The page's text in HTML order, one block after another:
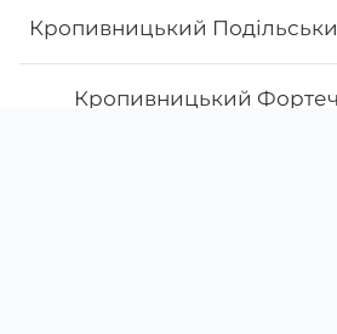
Кропивницький
Кропивницький